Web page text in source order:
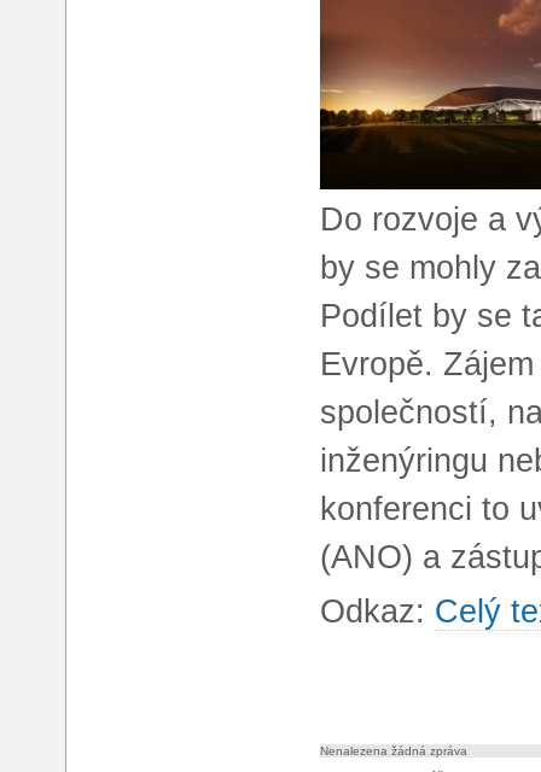
Do rozvoje a
by se mohly
Podílet by se
Evropě.
společností,
inženýringu
konferenci to
(ANO) a
Odkaz: Celý
Nenalezena žádná zpráva